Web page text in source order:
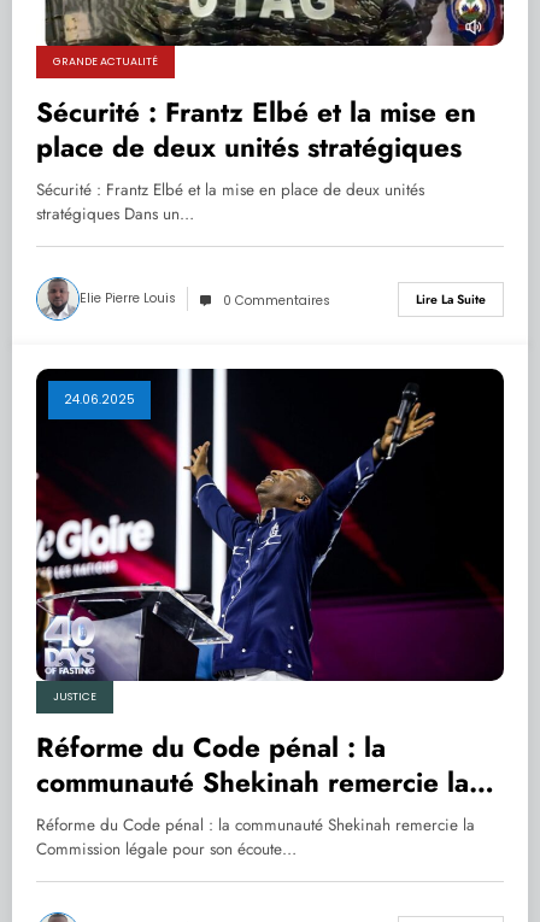
GRANDE ACTUALITÉ
Sécurité : Frantz Elbé et la mise en
place de deux unités stratégiques
Sécurité : Frantz Elbé et la mise en place de deux unités
stratégiques Dans un…
Elie Pierre Louis 0 Commentaires Lire La Suite
24.06.2025
JUSTICE
Réforme du Code pénal : la
communauté Shekinah remercie la
Commission légale pour son écoute
Réforme du Code pénal : la communauté Shekinah remercie la
Commission légale pour son écoute…